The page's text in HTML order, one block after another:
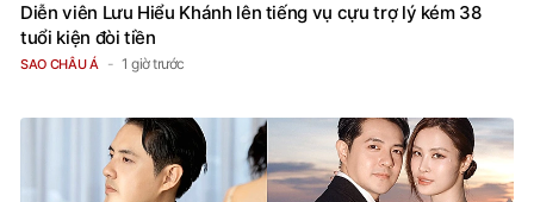
Diễn viên Lưu Hiểu Khánh lên tiếng vụ cựu trợ lý kém 38
tuổi kiện đòi tiền
SAO CHÂU Á 1 giờ trước